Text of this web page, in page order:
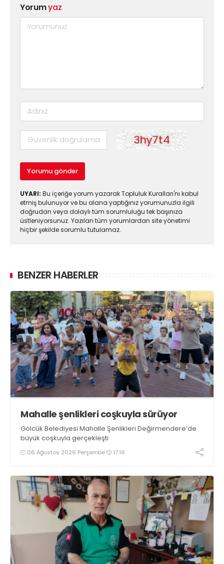
Yorumyaz
Yorumu gönder
UYARI: Bu içeriğe yorum yazarak Topluluk Kuralları'nı kabul
etmiş bulunuyor ve bu alana yaptığınız yorumunuzla ilgili
doğrudan veya dolaylı tüm sorumluluğu tek başınıza
üstleniyorsunuz. Yazılan tüm yorumlardan site yönetimi
hiçbir şekilde sorumlu tutulamaz.
BENZER HABERLER
Mahalle şenlikleri coşkuyla sürüyor
Gölcük Belediyesi Mahalle Şenlikleri Değirmendere’de
büyük coşkuyla gerçekleşti
06 Ağustos 2026 Perşembe 17:16